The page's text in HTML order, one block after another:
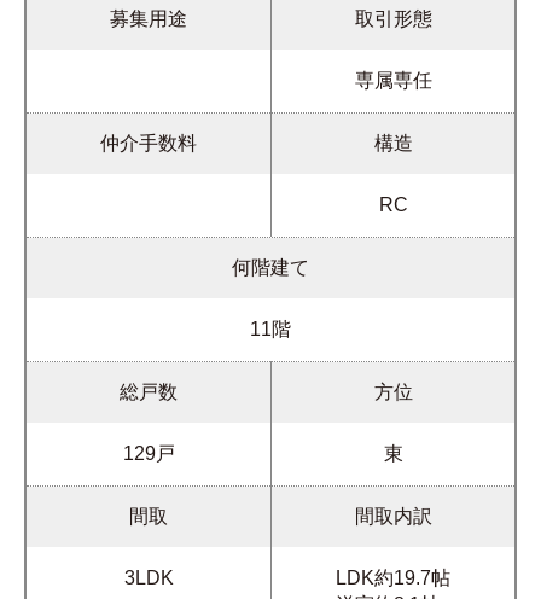
募集用途 取引形態
専属専任
仲介手数料 構造
RC
何階建て
11階
総戸数
129戸
方位
東
間取
3LDK
間取内訳
LDK約19.7帖